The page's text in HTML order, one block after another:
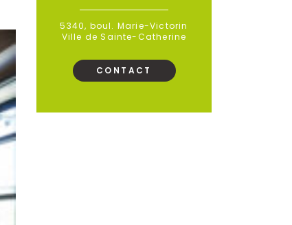
5340, boul. Marie-Victorin
Ville de Sainte-Catherine
CONTACT